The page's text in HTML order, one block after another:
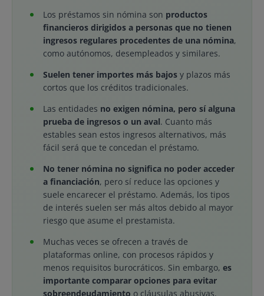
Los préstamos sin nómina son productos
financieros dirigidos a personas que no tienen
ingresos regulares procedentes de una nómina,
como autónomos, desempleados y similares.
Suelen tener importes más bajos y plazos más
cortos que los créditos tradicionales.
Las entidades no exigen nómina, pero sí alguna
prueba de ingresos o un aval. Cuanto más
estables sean estos ingresos alternativos, más
fácil será que te concedan el préstamo.
No tener nómina no significa no poder acceder
a financiación, pero sí reduce las opciones y
suele encarecer el préstamo. Además, los tipos
de interés suelen ser más altos debido al mayor
riesgo que asume el prestamista.
Muchas veces se ofrecen a través de
plataformas online, con procesos rápidos y
menos requisitos burocráticos. Sin embargo, es
importante comparar opciones para evitar
sobreendeudamiento o cláusulas abusivas.